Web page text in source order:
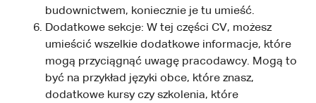
budownictwem, koniecznie je tu umieść.
Dodatkowe sekcje: W tej części CV, możesz
umieścić wszelkie dodatkowe informacje, które
mogą przyciągnąć uwagę pracodawcy. Mogą to
być na przykład języki obce, które znasz,
dodatkowe kursy czy szkolenia, które